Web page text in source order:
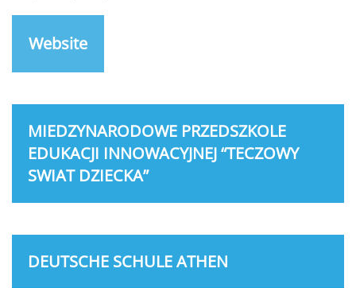
Website
MIEDZYNARODOWE PRZEDSZKOLE
EDUKACJI INNOWACYJNEJ “TECZOWY
SWIAT DZIECKA”
DEUTSCHE SCHULE ATHEN